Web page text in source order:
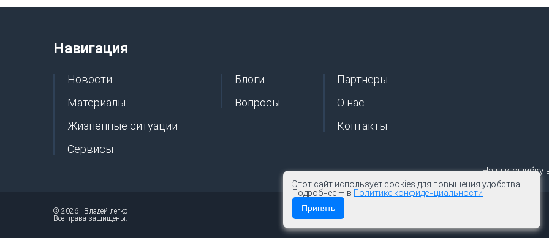
Навигация
Новости
Материалы
Жизненные ситуации
Сервисы
Блоги
Вопросы
Партнеры
О нас
Контакты
Нашли ошибку
© 2026 | Владей легко
Все права защищены.
Этот сайт использует cookies для повышения удобства.
Подробнее — в Политике конфиденциальности
Принять